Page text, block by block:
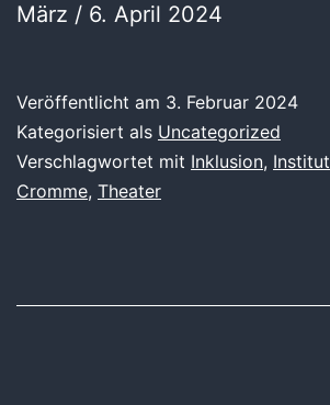
März / 6. April 2024
Veröffentlicht am 3. Februar 2024
Kategorisiert als Uncategorized
Verschlagwortet mit Inklusion, Institut
Cromme, Theater